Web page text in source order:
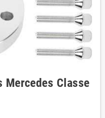
Mercedes Classe